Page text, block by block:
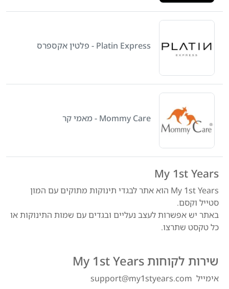
Platin Express - פלטין אקספרס
Mommy Care - מאמי קר
My 1st Years
My 1st Years הוא אתר לבגדי תינוקות מתוקים עם המון
סטייל וקסם.
באתר יש אפשרות לעצב נעליים ובגדים עם שמות התינוקות או
כל טקסט שתרצו.
שירות לקוחות My 1st Years
אימייל support@my1styears.com